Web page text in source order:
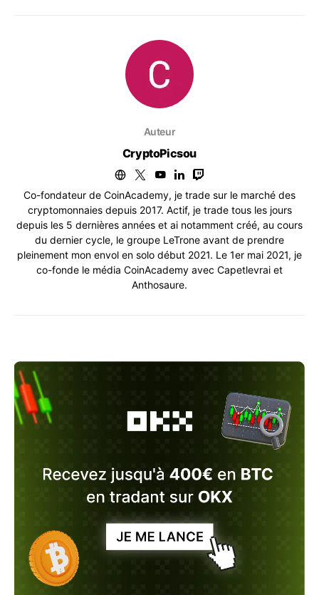
Auteur
CryptoPicsou
Co-fondateur de CoinAcademy, je trade sur le marché des
cryptomonnaies depuis 2017. Actif, je trade tous les jours
depuis les 5 dernières années et ai notamment créé, au cours
du dernier cycle, le groupe LeTrone avant de prendre
pleinement mon envol en solo début 2021. Le 1er mai 2021, je
co-fonde le média CoinAcademy avec Capetlevrai et
Anthosaure.